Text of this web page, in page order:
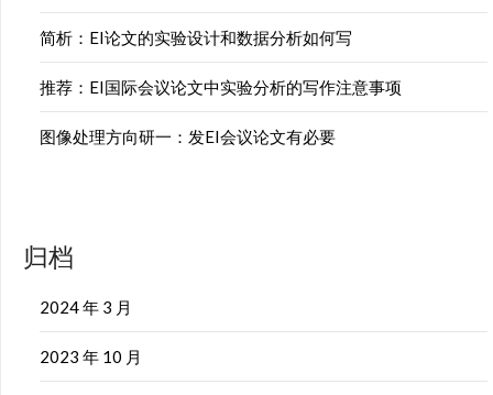
简析：EI论文的实验设计和数据分析如何写
推荐：EI国际会议论文中实验分析的写作注意事项
图像处理方向研一：发EI会议论文有必要
归档
2024 年 3 月
2023 年 10 月